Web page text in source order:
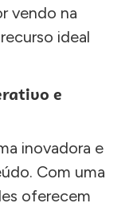
vendo na
ideal
e
inovadora e
Com uma
oferecem